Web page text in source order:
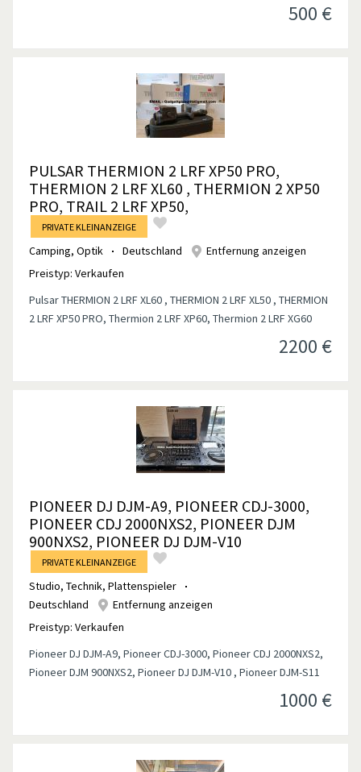
500 €
PULSAR THERMION 2 LRF XP50 PRO,
THERMION 2 LRF XL60 , THERMION 2 XP50
PRO, TRAIL 2 LRF XP50,
PRIVATE KLEINANZEIGE
Camping, Optik Deutschland
Entfernung anzeigen
Preistyp: Verkaufen
Pulsar THERMION 2 LRF XL60 , THERMION 2 LRF XL50 , THERMION
2 LRF XP50 PRO, Thermion 2 LRF XP60, Thermion 2 LRF XG60
2200 €
PIONEER DJ DJM-A9, PIONEER CDJ-3000,
PIONEER CDJ 2000NXS2, PIONEER DJM
900NXS2, PIONEER DJ DJM-V10
PRIVATE KLEINANZEIGE
Studio, Technik, Plattenspieler
Deutschland
Entfernung anzeigen
Preistyp: Verkaufen
Pioneer DJ DJM-A9, Pioneer CDJ-3000, Pioneer CDJ 2000NXS2,
Pioneer DJM 900NXS2, Pioneer DJ DJM-V10 , Pioneer DJM-S11
1000 €